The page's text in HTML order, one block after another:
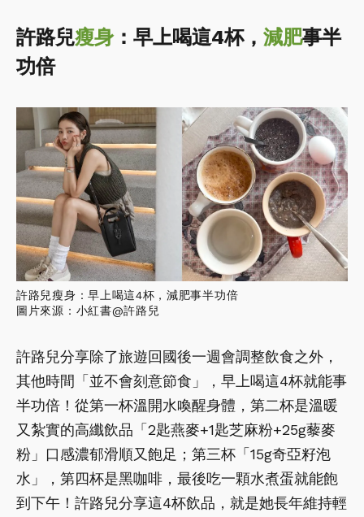
許路兒瘦身：早上喝這4杯， 減肥事半
功倍
許路兒瘦身：早上喝這4杯，減肥事半功倍
圖片來源：小紅書@許路兒
許路兒分享除了旅遊回國後一週會調整飲食之外，
其他時間「並不會刻意節食」，早上喝這4杯就能事
半功倍！從第一杯溫開水喚醒身體，第二杯是溫暖
又紮實的高纖飲品「2匙燕麥+1匙芝麻粉+25g藜麥
粉」口感濃郁滑順又飽足；第三杯「15g奇亞籽泡
水」，第四杯是黑咖啡，最後吃一顆水煮蛋就能飽
到下午！許路兒分享這4杯飲品，就是她長年維持輕